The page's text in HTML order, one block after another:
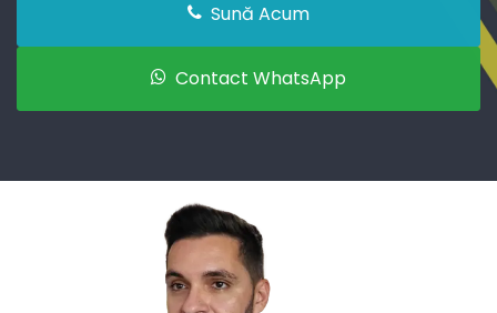
Sună Acum
Contact WhatsApp